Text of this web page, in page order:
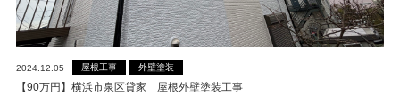
2024.12.05 屋根工事 外壁塗装
【90万円】横浜市泉区貸家 屋根外壁塗装工事